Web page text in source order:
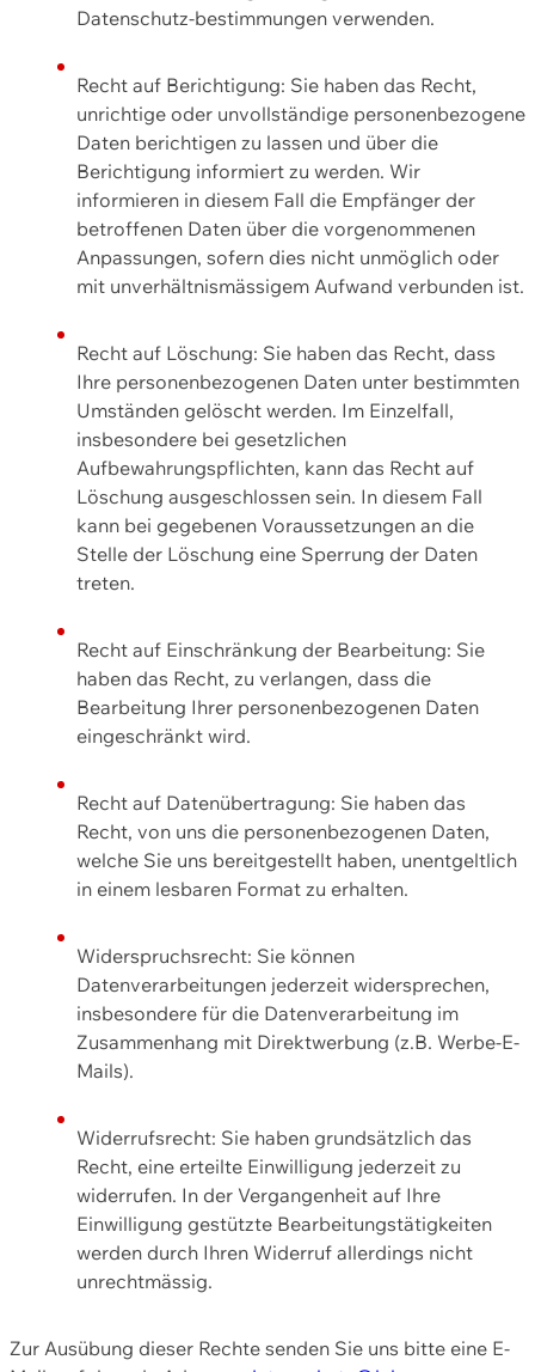
Datenschutz-bestimmungen verwenden.
Recht auf Berichtigung: Sie haben das Recht,
unrichtige oder unvollständige personenbezogene
Daten berichtigen zu lassen und über die
Berichtigung informiert zu werden. Wir
informieren in diesem Fall die Empfänger der
betroffenen Daten über die vorgenommenen
Anpassungen, sofern dies nicht unmöglich oder
mit unverhältnismässigem Aufwand verbunden ist.
Recht auf Löschung: Sie haben das Recht, dass
Ihre personenbezogenen Daten unter bestimmten
Umständen gelöscht werden. Im Einzelfall,
insbesondere bei gesetzlichen
Aufbewahrungspflichten, kann das Recht auf
Löschung ausgeschlossen sein. In diesem Fall
kann bei gegebenen Voraussetzungen an die
Stelle der Löschung eine Sperrung der Daten
treten.
Recht auf Einschränkung der Bearbeitung: Sie
haben das Recht, zu verlangen, dass die
Bearbeitung Ihrer personenbezogenen Daten
eingeschränkt wird.
Recht auf Datenübertragung: Sie haben das
Recht, von uns die personenbezogenen Daten,
welche Sie uns bereitgestellt haben, unentgeltlich
in einem lesbaren Format zu erhalten.
Widerspruchsrecht: Sie können
Datenverarbeitungen jederzeit widersprechen,
insbesondere für die Datenverarbeitung im
Zusammenhang mit Direktwerbung (z.B. Werbe-E-
Mails).
Widerrufsrecht: Sie haben grundsätzlich das
Recht, eine erteilte Einwilligung jederzeit zu
widerrufen. In der Vergangenheit auf Ihre
Einwilligung gestützte Bearbeitungstätigkeiten
werden durch Ihren Widerruf allerdings nicht
unrechtmässig.
Zur Ausübung dieser Rechte senden Sie uns bitte eine E-